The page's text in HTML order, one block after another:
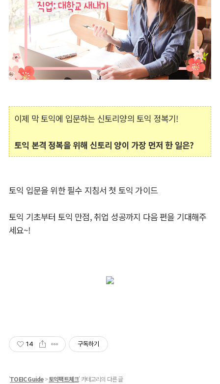
이제 막 토익에 입문하는 신토리양의 토익 정복기!
토익 본격 정복을 위해 신토리 양이 가장 먼저 한 일은?
토익 입문을 위한 필수 지침서 첫 토익 가이드
토익 기초부터 토익 만점, 취업 성공까지 다음 편을 기대해주
세요~!
14 구독하기
'TOEIC Guide>토익팩트체크' 카테고리의 다른 글